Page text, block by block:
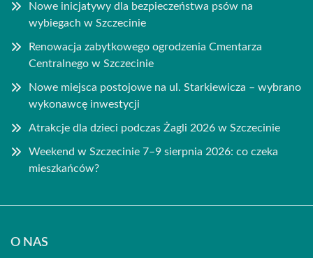
Nowe inicjatywy dla bezpieczeństwa psów na
wybiegach w Szczecinie
Renowacja zabytkowego ogrodzenia Cmentarza
Centralnego w Szczecinie
Nowe miejsca postojowe na ul. Starkiewicza – wybrano
wykonawcę inwestycji
Atrakcje dla dzieci podczas Żagli 2026 w Szczecinie
Weekend w Szczecinie 7–9 sierpnia 2026: co czeka
mieszkańców?
O NAS